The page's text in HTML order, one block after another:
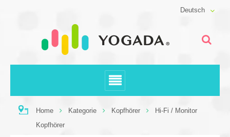
Deutsch
Home Kategorie Kopfhörer
Hi-Fi / Monitor
Kopfhörer